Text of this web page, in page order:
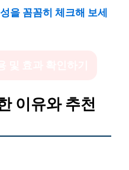
을 꼼꼼히 체크해 보세
이유와 추천